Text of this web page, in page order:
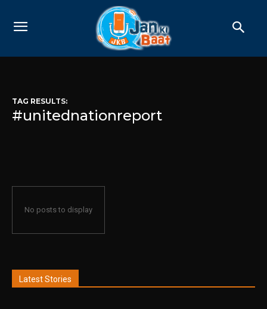
TAG RESULTS:
#unitednationreport
No posts to display
Latest Stories